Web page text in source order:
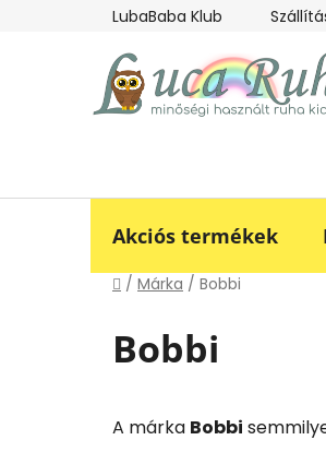
tartalomhoz
LubaBaba Klub
Akciós termékek
Kezdőlap
/ Márka / Bobbi
Bobbi
A márka Bobbi